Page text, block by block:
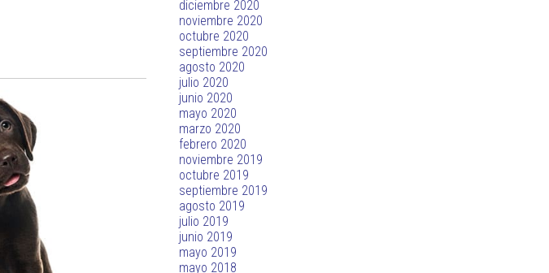
diciembre 2020
noviembre 2020
octubre 2020
septiembre 2020
agosto 2020
julio 2020
junio 2020
mayo 2020
marzo 2020
febrero 2020
noviembre 2019
octubre 2019
septiembre 2019
agosto 2019
julio 2019
junio 2019
mayo 2019
mayo 2018